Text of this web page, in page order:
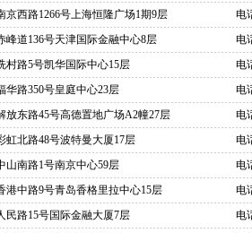
京西路1266号上海恒隆广场1期9层
电
峰道136号天津国际金融中心8层
电
村路5号凯华国际中心15层
电
华路350号皇庭中心23层
电
放东路45号高德置地广场A2幢27层
电
虹北路48号波特曼大厦17层
电
山南路1号南京中心59层
电
港中路9号青岛香格里拉中心15层
电
民路15号国际金融大厦7层
电